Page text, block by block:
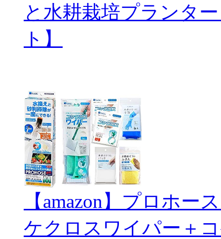
と水耕栽培プランタ
ト】
【amazon】プロホ
ケクロスワイパー＋